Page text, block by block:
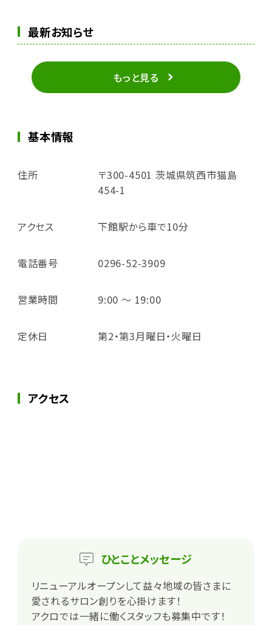
最新お知らせ
もっと見る
基本情報
住所
〒300-4501 茨城県筑西市猫島
454-1
アクセス 下館駅から車で10分
電話番号 0296-52-3909
営業時間 9:00 ～ 19:00
定休日 第2・第3月曜日・火曜日
アクセス
ひとことメッセージ
リニューアルオープンして益々地域の皆さまに
愛されるサロン創りを心掛けます！
アクロでは一緒に働くスタッフも募集中です！